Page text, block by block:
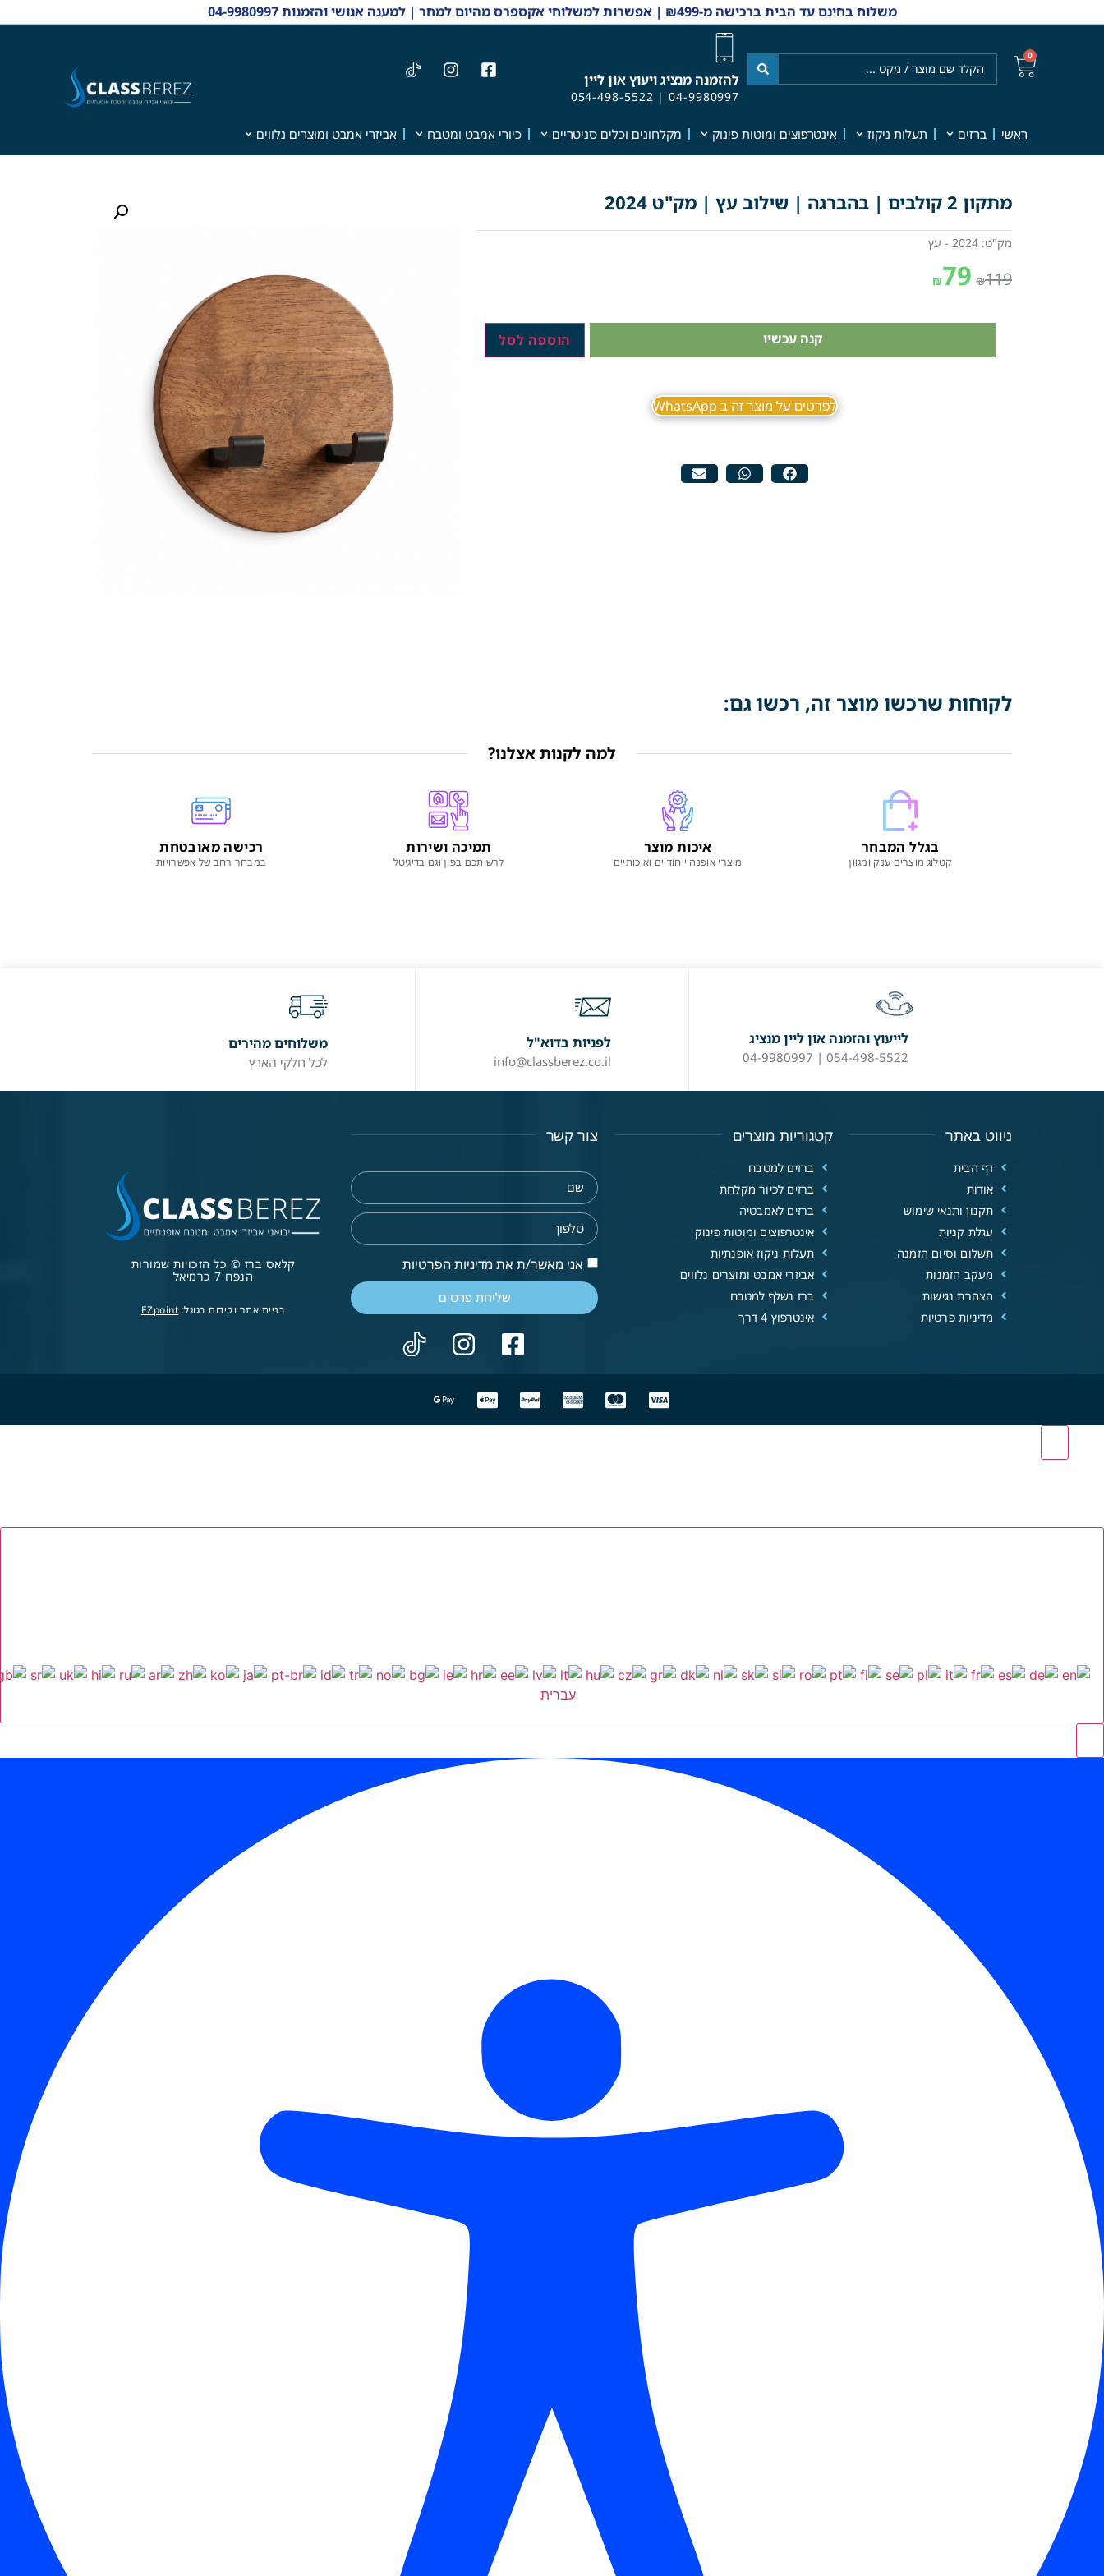
משלוח בחינם עד הבית ברכישה מ-₪499 | אפשרות למשלוחי אקספרס מהיום למחר | למענה אנושי והזמנות 04-9980997
0
להזמנה מנציג ויעוץ און ליין
04-9980997
|
054-498-5522
ראשי ברזים תעלות ניקוז אינטרפוצים ומוטות פינוק מקלחונים וכלים סניטריים כיורי אמבט ומטבח אביזרי אמבט ומוצרים נלווים
מתקון 2 קולבים | בהברגה | שילוב עץ | מק"ט 2024
מק"ט: 2024 - עץ
₪119
₪79
קנה עכשיו הוספה לסל
לפרטים על מוצר זה ב WhatsApp
לקוחות שרכשו מוצר זה, רכשו גם:
למה לקנות אצלנו?
בגלל המבחר
קטלוג מוצרים ענק ומגוון
איכות מוצר
מוצרי אופנה ייחודיים ואיכותיים
תמיכה ושירות
לרשותכם בפון וגם בדיגיטל
רכישה מאובטחת
במבחר רחב של אפשרויות
לייעוץ והזמנה און ליין מנציג
054-498-5522 | 04-9980997
לפניות בדוא"ל
info@classberez.co.il
משלוחים מהירים
לכל חלקי הארץ
ניווט באתר
דף הבית
אודות
תקנון ותנאי שימוש
עגלת קניות
תשלום וסיום הזמנה
מעקב הזמנות
הצהרת נגישות
מדיניות פרטיות
קטגוריות מוצרים
ברזים למטבח
ברזים לכיור מקלחת
ברזים לאמבטיה
אינטרפוצים ומוטות פינוק
תעלות ניקוז אופנתיות
אביזרי אמבט ומוצרים נלווים
ברז נשלף למטבח
אינטרפוץ 4 דרך
צור קשר
אני מאשר/ת את מדיניות הפרטיות
שליחת פרטים
קלאס ברז © כל הזכויות שמורות
הנפח 7 כרמיאל
בניית אתר וקידום בגוגל: EZpoint
עברית